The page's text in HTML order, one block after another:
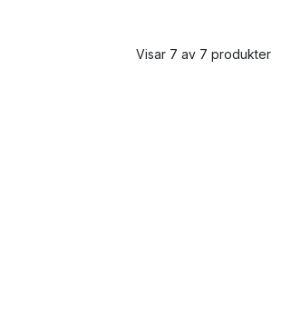
Visar 7 av 7 produkter